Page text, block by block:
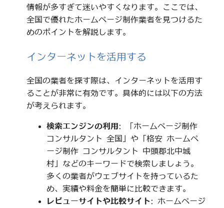
情報が多すぎて迷いやすくなります。ここでは、
全国で優れたホームページ制作業者を見つけるた
めのポイントを解説します。
インターネットを活用する
全国の業者を探す際は、インターネットを活用す
ることが非常に有効です。具体的には以下の方法
が考えられます。
検索エンジンの利用 : 「ホームページ制作
コンサルタント 全国」や「格安 ホームペ
ージ制作 コンサルタント 中頭郡北中城
村」などのキーワードで検索しましょう。
多くの業者がウェブサイトを持っているた
め、実績や料金を簡単に比較できます。
レビューサイトや比較サイト: ホームページ